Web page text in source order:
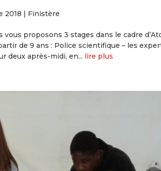
2018 | Finistère
vous proposons 3 stages dans le cadre
de 9 ans : Police scientifique – les
deux après-midi, en... lire plus